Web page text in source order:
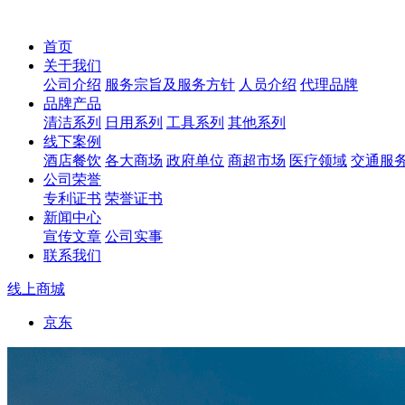
首页
关于我们
公司介绍 服务宗旨及服务方针 人员介绍 代理品牌
品牌产品
清洁系列
日用系列 工具系列 其他系列
线下案例
酒店餐饮 各大商场 政府单位 商超市场 医疗领域 交通服
公司荣誉
专利证书 荣誉证书
新闻中心
宣传文章 公司实事
联系我们
线上商城
京东